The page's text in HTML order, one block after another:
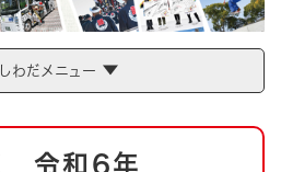
とじる
わだメニュー
令和6年